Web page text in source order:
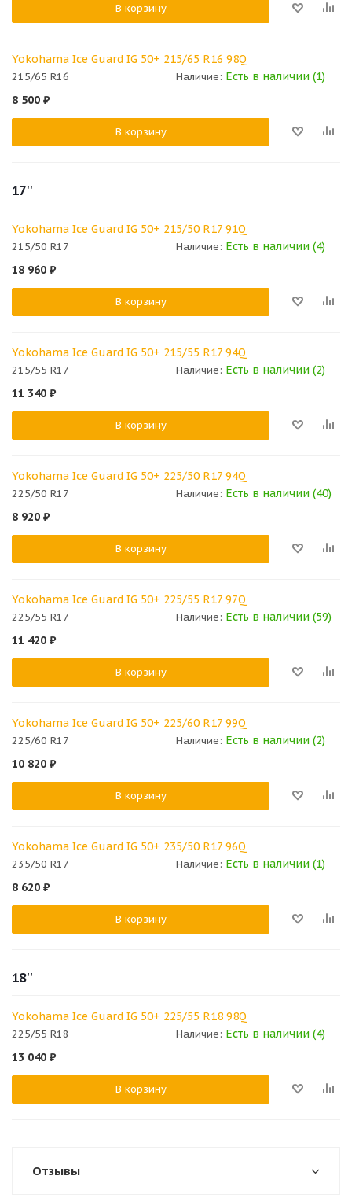
В корзину
Yokohama Ice Guard IG 50+ 215/65 R16 98Q
215/65 R16 Наличие: Есть в наличии (1)
8 500 ₽
В корзину
17''
Yokohama Ice Guard IG 50+ 215/50 R17 91Q
215/50 R17 Наличие: Есть в наличии (4)
18 960 ₽
В корзину
Yokohama Ice Guard IG 50+ 215/55 R17 94Q
215/55 R17 Наличие: Есть в наличии (2)
11 340 ₽
В корзину
Yokohama Ice Guard IG 50+ 225/50 R17 94Q
225/50 R17 Наличие: Есть в наличии (40)
8 920 ₽
В корзину
Yokohama Ice Guard IG 50+ 225/55 R17 97Q
225/55 R17 Наличие: Есть в наличии (59)
11 420 ₽
В корзину
Yokohama Ice Guard IG 50+ 225/60 R17 99Q
225/60 R17 Наличие: Есть в наличии (2)
10 820 ₽
В корзину
Yokohama Ice Guard IG 50+ 235/50 R17 96Q
235/50 R17 Наличие: Есть в наличии (1)
8 620 ₽
В корзину
18''
Yokohama Ice Guard IG 50+ 225/55 R18 98Q
225/55 R18 Наличие: Есть в наличии (4)
13 040 ₽
В корзину
Отзывы